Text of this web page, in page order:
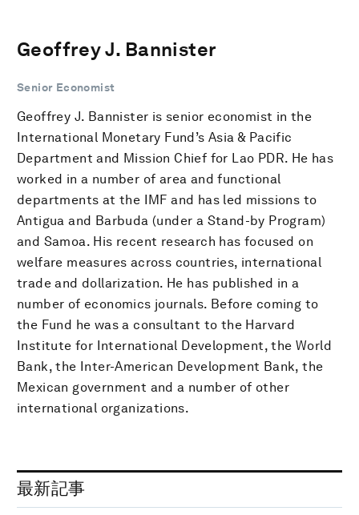
Geoffrey J. Bannister
Senior Economist
Geoffrey J. Bannister is senior economist in the
International Monetary Fund’s Asia & Pacific
Department and Mission Chief for Lao PDR. He has
worked in a number of area and functional
departments at the IMF and has led missions to
Antigua and Barbuda (under a Stand-by Program)
and Samoa. His recent research has focused on
welfare measures across countries, international
trade and dollarization. He has published in a
number of economics journals. Before coming to
the Fund he was a consultant to the Harvard
Institute for International Development, the World
Bank, the Inter-American Development Bank, the
Mexican government and a number of other
international organizations.
最新記事